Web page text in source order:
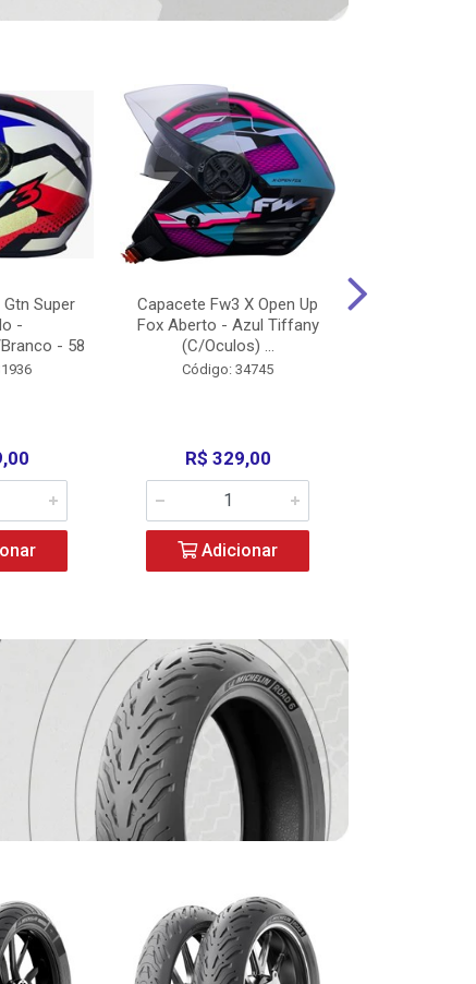
Super
-
- 58
Capacete Fw3 X Open Up
Fox Aberto - Azul Tiffany
(C/Oculos) ...
Código: 34745
R$ 329,00
Adicionar